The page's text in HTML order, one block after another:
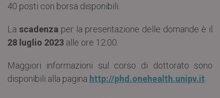
40 posti con borsa disponibili.
La scadenza per la presentazione delle domande è il
28 luglio 2023 alle ore 12:00.
Maggiori informazioni sul corso di dottorato sono
disponibili alla pagina http://phd.onehealth.unipv.it